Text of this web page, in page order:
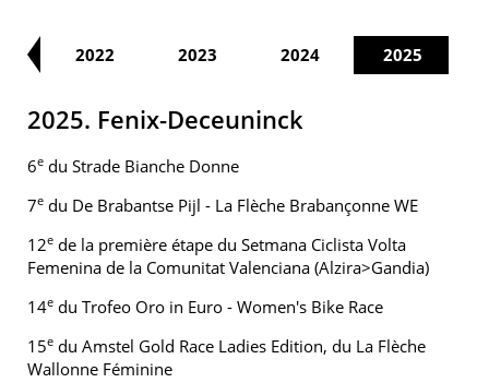
2022 2023 2024 2025
2025. Fenix-Deceuninck
6e du Strade Bianche Donne
7e du De Brabantse Pijl - La Flèche Brabançonne WE
12e de la première étape du Setmana Ciclista Volta
Femenina de la Comunitat Valenciana (Alzira>Gandia)
14e du Trofeo Oro in Euro - Women's Bike Race
15e du Amstel Gold Race Ladies Edition, du La Flèche
Wallonne Féminine